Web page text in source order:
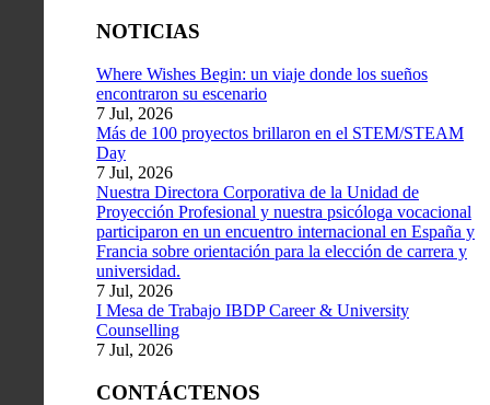
NOTICIAS
Where Wishes Begin: un viaje donde los sueños
encontraron su escenario
7 Jul, 2026
Más de 100 proyectos brillaron en el STEM/STEAM
Day
7 Jul, 2026
Nuestra Directora Corporativa de la Unidad de
Proyección Profesional y nuestra psicóloga vocacional
participaron en un encuentro internacional en España y
Francia sobre orientación para la elección de carrera y
universidad.
7 Jul, 2026
I Mesa de Trabajo IBDP Career & University
Counselling
7 Jul, 2026
CONTÁCTENOS